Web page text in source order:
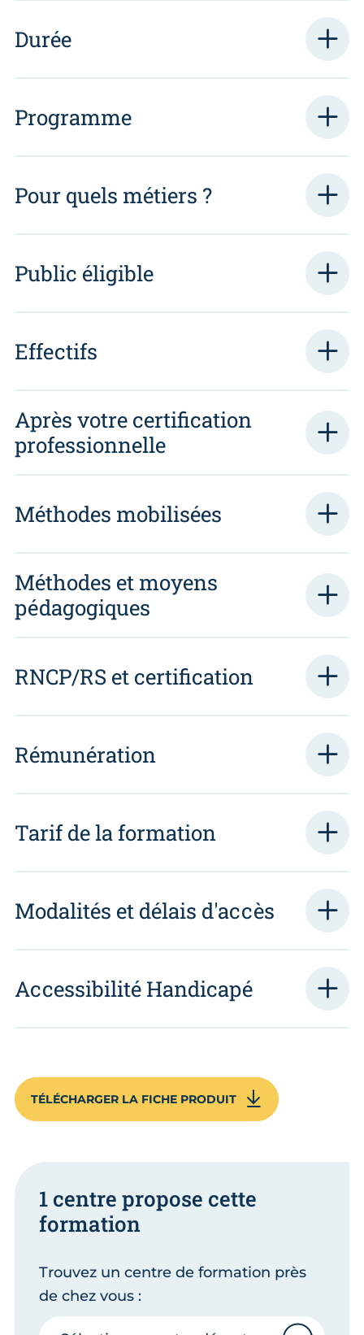
Durée
Programme
Pour quels métiers ?
Public éligible
Effectifs
Après votre certification
professionnelle
Méthodes mobilisées
Méthodes et moyens
pédagogiques
RNCP/RS et certification
Rémunération
Tarif de la formation
Modalités et délais d'accès
Accessibilité Handicapé
TÉLÉCHARGER LA FICHE PRODUIT
1 centre propose cette
formation
Trouvez un centre de formation près
de chez vous :
Sélectionnez votre département